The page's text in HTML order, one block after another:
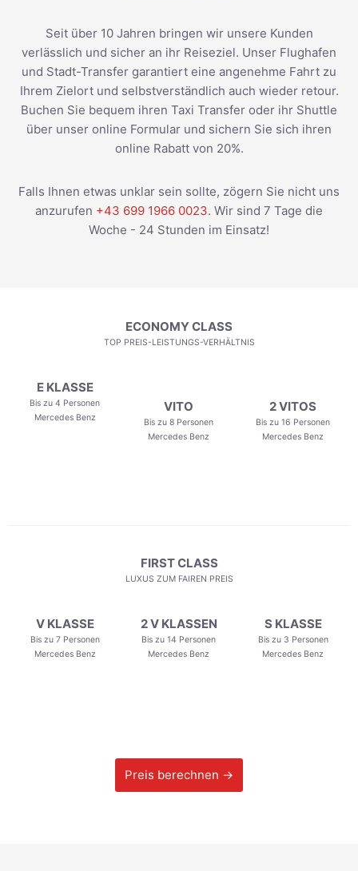
Seit über 10 Jahren bringen wir unsere Kunden
verlässlich und sicher an ihr Reiseziel. Unser Flughafen
und Stadt-Transfer garantiert eine angenehme Fahrt zu
Ihrem Zielort und selbstverständlich auch wieder retour.
Buchen Sie bequem ihren Taxi Transfer oder ihr Shuttle
über unser online Formular und sichern Sie sich ihren
online Rabatt von 20%.
Falls Ihnen etwas unklar sein sollte, zögern Sie nicht uns
anzurufen +43 699 1966 0023. Wir sind 7 Tage die
Woche - 24 Stunden im Einsatz!
ECONOMY CLASS
TOP PREIS-LEISTUNGS-VERHÄLTNIS
E KLASSE
Bis zu 4 Personen
Mercedes Benz
VITO
Bis zu 8 Personen
Mercedes Benz
2 VITOS
Bis zu 16 Personen
Mercedes Benz
FIRST CLASS
LUXUS ZUM FAIREN PREIS
V KLASSE
Bis zu 7 Personen
Mercedes Benz
2 V KLASSEN
Bis zu 14 Personen
Mercedes Benz
S KLASSE
Bis zu 3 Personen
Mercedes Benz
Preis berechnen →